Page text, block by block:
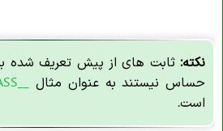
نکته: ثابت های از پیش تعریف شده
حساس نیستند به عنوان مثال
است.